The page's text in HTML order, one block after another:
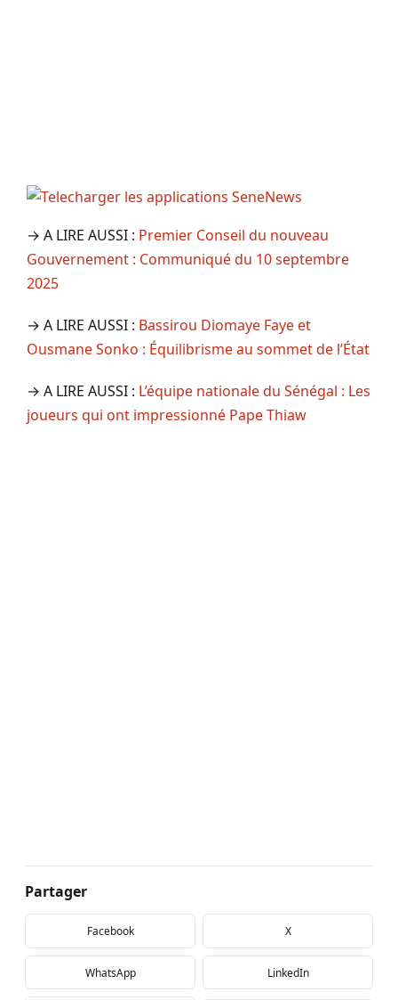
→ A LIRE AUSSI : Premier Conseil du nouveau
Gouvernement : Communiqué du 10 septembre
2025
→ A LIRE AUSSI : Bassirou Diomaye Faye et
Ousmane Sonko : Équilibrisme au sommet de l’État
→ A LIRE AUSSI : L’équipe nationale du Sénégal : Les
joueurs qui ont impressionné Pape Thiaw
Partager
Facebook X
WhatsApp LinkedIn